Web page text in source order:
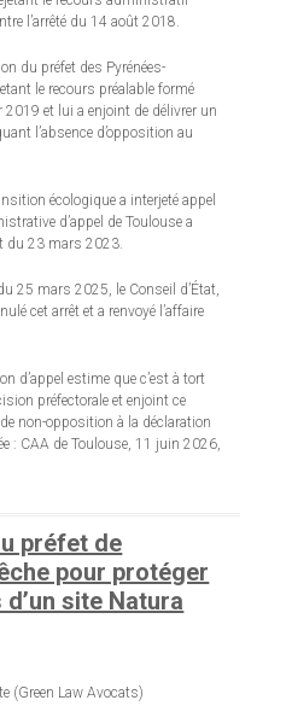
l’arrêté du 14 août 2018.
du préfet des Pyrénées-
le recours préalable formé
2019 et lui a enjoint de délivrer un
l’absence d’opposition au
écologique a interjeté appel
d’appel de Toulouse a
du 23 mars 2023.
25 mars 2025, le Conseil d’État,
cet arrêt et a renvoyé l’affaire
d’appel estime que c’est à tort
préfectorale et enjoint ce
non-opposition à la déclaration
: CAA de Toulouse, 11 juin 2026,
préfet de
pour protéger
site Natura
(Green Law Avocats)